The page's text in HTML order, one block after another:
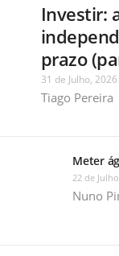
Investir:
prazo
31 de Julho, 2026
Tiago Pereira
Meter
22 de
Nuno